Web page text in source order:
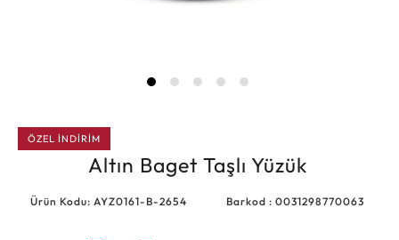
ÖZEL İNDİRİM
Altın Baget Taşlı Yüzük
Ürün Kodu: AYZ0161-B-2654 Barkod : 0031298770063